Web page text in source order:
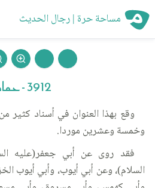
مساحة حرة | رجال الحديث
3912 - حماد
وقع بهذا العنوان في أسناد كثير من
وخمسة وعشرين موردا.
فقد روى عن أبي جعفر(عليه
السلام)، وعن أبي أيوب، وأبي أيوب